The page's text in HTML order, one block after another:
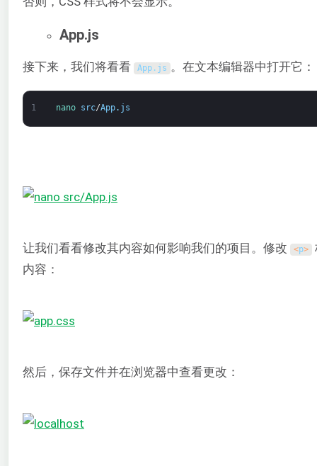
App.js
接下来，我们将看看 App. js 。在文本编辑器中打开它：
1 nano src/App. js
让我们看看修改其内容如何影响我们的项目。修改 <p>
内容：
然后，保存文件并在浏览器中查看更改：